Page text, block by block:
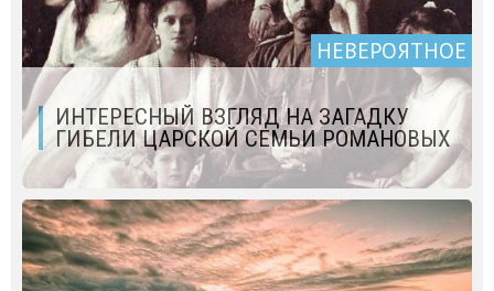
НЕВЕРОЯТНОЕ
ИНТЕРЕСНЫЙ ВЗГЛЯД НА ЗАГАДКУ
ГИБЕЛИ ЦАРСКОЙ СЕМЬИ РОМАНОВЫХ